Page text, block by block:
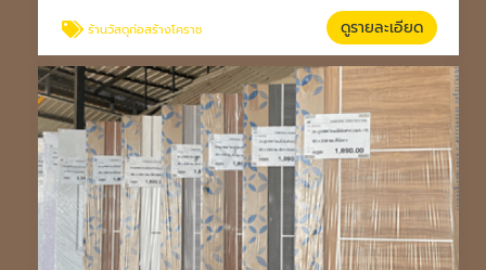
ร้านวัสดุก่อสร้างโคราช ดูรายละเอียด